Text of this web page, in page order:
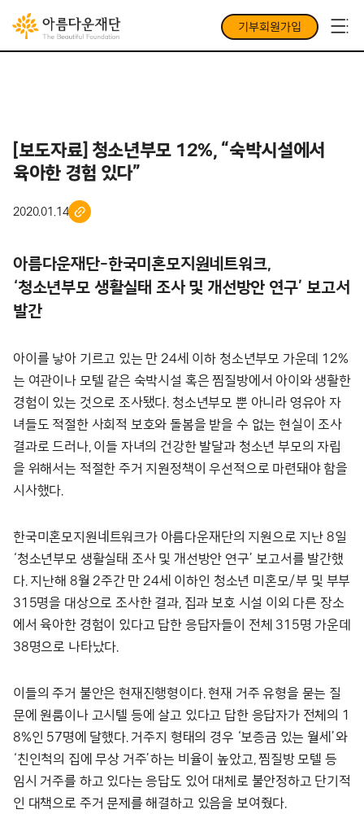
기부회원가입
[보도자료] 청소년부모 12%, “숙박시설에서
육아한 경험 있다”
2020.01.14
아름다운재단-한국미혼모지원네트워크,
‘청소년부모 생활실태 조사 및 개선방안 연구’ 보고서
발간
아이를 낳아 기르고 있는 만 24세 이하 청소년부모 가운데 12%
는 여관이나 모텔 같은 숙박시설 혹은 찜질방에서 아이와 생활한
경험이 있는 것으로 조사됐다. 청소년부모 뿐 아니라 영유아 자
녀들도 적절한 사회적 보호와 돌봄을 받을 수 없는 현실이 조사
결과로 드러나, 이들 자녀의 건강한 발달과 청소년 부모의 자립
을 위해서는 적절한 주거 지원정책이 우선적으로 마련돼야 함을
시사했다.
한국미혼모지원네트워크가 아름다운재단의 지원으로 지난 8일
‘청소년부모 생활실태 조사 및 개선방안 연구’ 보고서를 발간했
다. 지난해 8월 2주간 만 24세 이하인 청소년 미혼모/부 및 부부
315명을 대상으로 조사한 결과, 집과 보호 시설 이외 다른 장소
에서 육아한 경험이 있다고 답한 응답자들이 전체 315명 가운데
38명으로 나타났다.
이들의 주거 불안은 현재진행형이다. 현재 거주 유형을 묻는 질
문에 원룸이나 고시텔 등에 살고 있다고 답한 응답자가 전체의 1
8%인 57명에 달했다. 거주지 형태의 경우 ‘보증금 있는 월세’와
‘친인척의 집에 무상 거주’하는 비율이 높았고, 찜질방 모텔 등
임시 거주를 하고 있다는 응답도 있어 대체로 불안정하고 단기적
인 대책으로 주거 문제를 해결하고 있음을 보여줬다.